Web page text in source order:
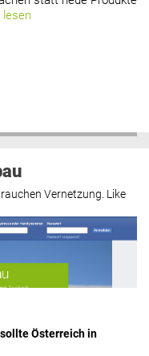
lesen
Vernetzung. Like
Österreich in